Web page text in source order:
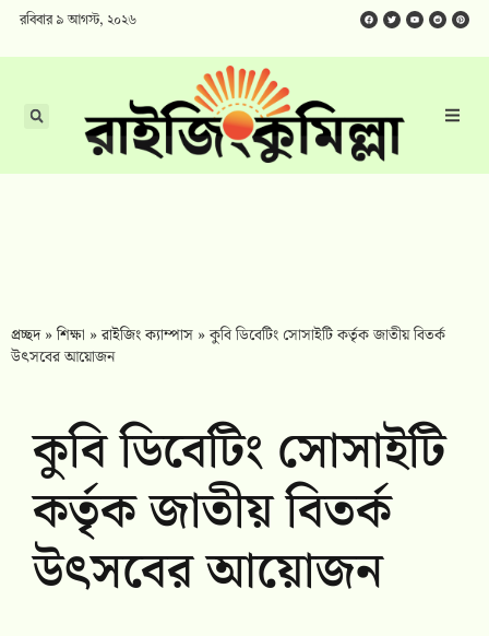
রবিবার ৯ আগস্ট, ২০২৬
প্রচ্ছদ»শিক্ষা »রাইজিং ক্যাম্পাস »কুবি ডিবেটিং সোসাইটি কর্তৃক জাতীয় বিতর্ক
উৎসবের আয়োজন
কুবি ডিবেটিং সোসাইটি
কর্তৃক জাতীয় বিতর্ক
উৎসবের আয়োজন